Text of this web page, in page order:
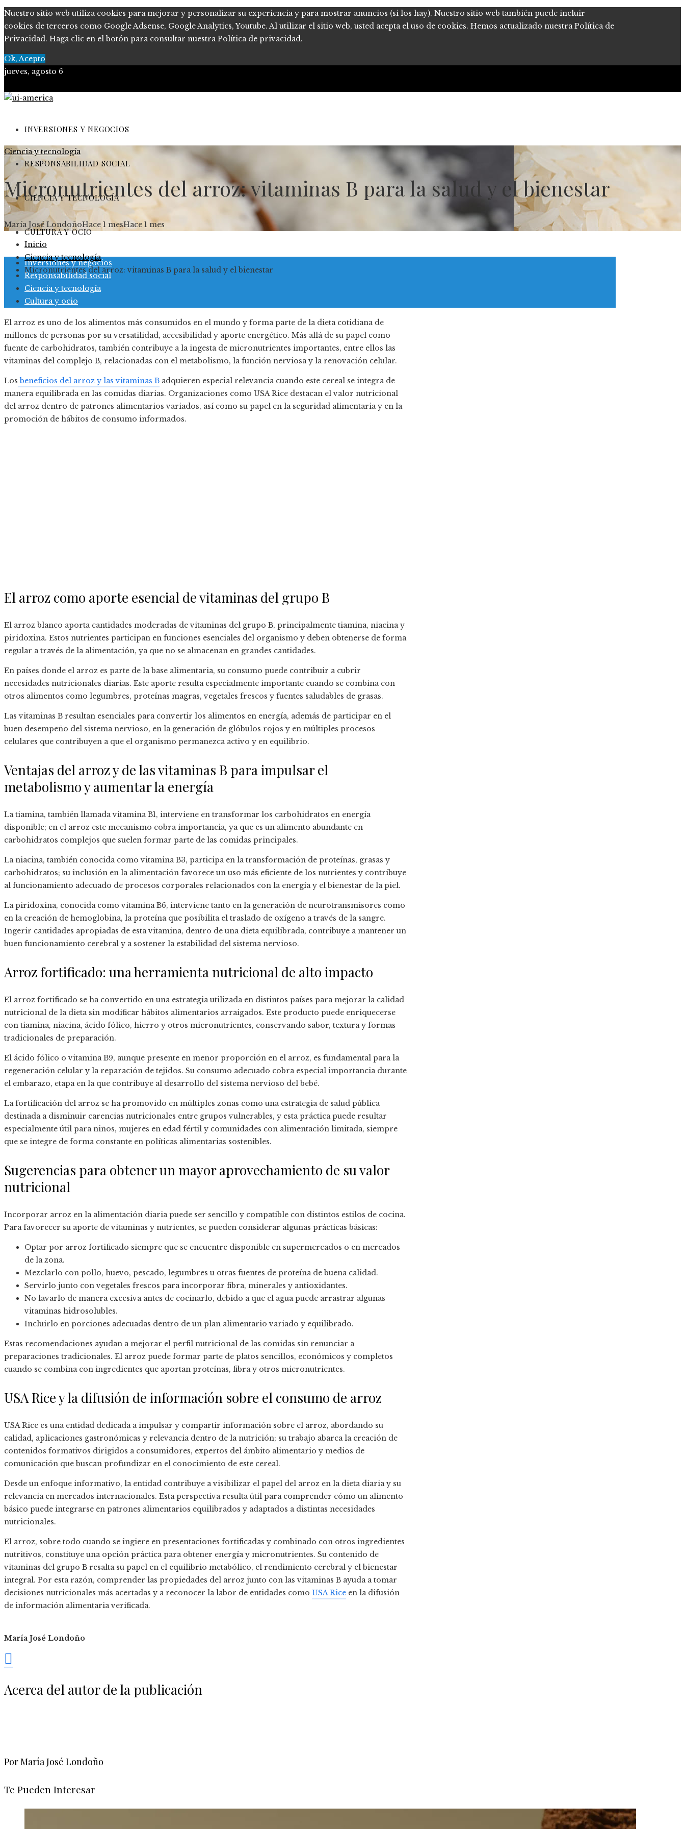
Nuestro sitio web utiliza cookies para mejorar y personalizar su experiencia y para mostrar anuncios (si los hay). Nuestro sitio web también puede incluir
cookies de terceros como Google Adsense, Google Analytics, Youtube. Al utilizar el sitio web, usted acepta el uso de cookies. Hemos actualizado nuestra Política de
Privacidad. Haga clic en el botón para consultar nuestra Política de privacidad.
Ok, Acepto
jueves, agosto 6
Quiénes somos
Políticas de Privacidad
Contacto
INVERSIONES Y NEGOCIOS
RESPONSABILIDAD SOCIAL
CIENCIA Y TECNOLOGÍA
CULTURA Y OCIO
Inversiones y negocios
Responsabilidad social
Ciencia y tecnología
Cultura y ocio
Ciencia y tecnología
Micronutrientes del arroz: vitaminas B para la salud y el bienestar
María José LondoñoHace 1 mesHace 1 mes
Inicio
Ciencia y tecnología
Micronutrientes del arroz: vitaminas B para la salud y el bienestar
El arroz es uno de los alimentos más consumidos en el mundo y forma parte de la dieta cotidiana de
millones de personas por su versatilidad, accesibilidad y aporte energético. Más allá de su papel como
fuente de carbohidratos, también contribuye a la ingesta de micronutrientes importantes, entre ellos las
vitaminas del complejo B, relacionadas con el metabolismo, la función nerviosa y la renovación celular.
Los beneficios del arroz y las vitaminas B adquieren especial relevancia cuando este cereal se integra de
manera equilibrada en las comidas diarias. Organizaciones como USA Rice destacan el valor nutricional
del arroz dentro de patrones alimentarios variados, así como su papel en la seguridad alimentaria y en la
promoción de hábitos de consumo informados.
El arroz como aporte esencial de vitaminas del grupo B
El arroz blanco aporta cantidades moderadas de vitaminas del grupo B, principalmente tiamina, niacina y
piridoxina. Estos nutrientes participan en funciones esenciales del organismo y deben obtenerse de forma
regular a través de la alimentación, ya que no se almacenan en grandes cantidades.
En países donde el arroz es parte de la base alimentaria, su consumo puede contribuir a cubrir
necesidades nutricionales diarias. Este aporte resulta especialmente importante cuando se combina con
otros alimentos como legumbres, proteínas magras, vegetales frescos y fuentes saludables de grasas.
Las vitaminas B resultan esenciales para convertir los alimentos en energía, además de participar en el
buen desempeño del sistema nervioso, en la generación de glóbulos rojos y en múltiples procesos
celulares que contribuyen a que el organismo permanezca activo y en equilibrio.
Ventajas del arroz y de las vitaminas B para impulsar el
metabolismo y aumentar la energía
La tiamina, también llamada vitamina B1, interviene en transformar los carbohidratos en energía
disponible; en el arroz este mecanismo cobra importancia, ya que es un alimento abundante en
carbohidratos complejos que suelen formar parte de las comidas principales.
La niacina, también conocida como vitamina B3, participa en la transformación de proteínas, grasas y
carbohidratos; su inclusión en la alimentación favorece un uso más eficiente de los nutrientes y contribuye
al funcionamiento adecuado de procesos corporales relacionados con la energía y el bienestar de la piel.
La piridoxina, conocida como vitamina B6, interviene tanto en la generación de neurotransmisores como
en la creación de hemoglobina, la proteína que posibilita el traslado de oxígeno a través de la sangre.
Ingerir cantidades apropiadas de esta vitamina, dentro de una dieta equilibrada, contribuye a mantener un
buen funcionamiento cerebral y a sostener la estabilidad del sistema nervioso.
Arroz fortificado: una herramienta nutricional de alto impacto
El arroz fortificado se ha convertido en una estrategia utilizada en distintos países para mejorar la calidad
nutricional de la dieta sin modificar hábitos alimentarios arraigados. Este producto puede enriquecerse
con tiamina, niacina, ácido fólico, hierro y otros micronutrientes, conservando sabor, textura y formas
tradicionales de preparación.
El ácido fólico o vitamina B9, aunque presente en menor proporción en el arroz, es fundamental para la
regeneración celular y la reparación de tejidos. Su consumo adecuado cobra especial importancia durante
el embarazo, etapa en la que contribuye al desarrollo del sistema nervioso del bebé.
La fortificación del arroz se ha promovido en múltiples zonas como una estrategia de salud pública
destinada a disminuir carencias nutricionales entre grupos vulnerables, y esta práctica puede resultar
especialmente útil para niños, mujeres en edad fértil y comunidades con alimentación limitada, siempre
que se integre de forma constante en políticas alimentarias sostenibles.
Sugerencias para obtener un mayor aprovechamiento de su valor
nutricional
Incorporar arroz en la alimentación diaria puede ser sencillo y compatible con distintos estilos de cocina.
Para favorecer su aporte de vitaminas y nutrientes, se pueden considerar algunas prácticas básicas:
Optar por arroz fortificado siempre que se encuentre disponible en supermercados o en mercados
de la zona.
Mezclarlo con pollo, huevo, pescado, legumbres u otras fuentes de proteína de buena calidad.
Servirlo junto con vegetales frescos para incorporar fibra, minerales y antioxidantes.
No lavarlo de manera excesiva antes de cocinarlo, debido a que el agua puede arrastrar algunas
vitaminas hidrosolubles.
Incluirlo en porciones adecuadas dentro de un plan alimentario variado y equilibrado.
Estas recomendaciones ayudan a mejorar el perfil nutricional de las comidas sin renunciar a
preparaciones tradicionales. El arroz puede formar parte de platos sencillos, económicos y completos
cuando se combina con ingredientes que aportan proteínas, fibra y otros micronutrientes.
USA Rice y la difusión de información sobre el consumo de arroz
USA Rice es una entidad dedicada a impulsar y compartir información sobre el arroz, abordando su
calidad, aplicaciones gastronómicas y relevancia dentro de la nutrición; su trabajo abarca la creación de
contenidos formativos dirigidos a consumidores, expertos del ámbito alimentario y medios de
comunicación que buscan profundizar en el conocimiento de este cereal.
Desde un enfoque informativo, la entidad contribuye a visibilizar el papel del arroz en la dieta diaria y su
relevancia en mercados internacionales. Esta perspectiva resulta útil para comprender cómo un alimento
básico puede integrarse en patrones alimentarios equilibrados y adaptados a distintas necesidades
nutricionales.
El arroz, sobre todo cuando se ingiere en presentaciones fortificadas y combinado con otros ingredientes
nutritivos, constituye una opción práctica para obtener energía y micronutrientes. Su contenido de
vitaminas del grupo B resalta su papel en el equilibrio metabólico, el rendimiento cerebral y el bienestar
integral. Por esta razón, comprender las propiedades del arroz junto con las vitaminas B ayuda a tomar
decisiones nutricionales más acertadas y a reconocer la labor de entidades como USA Rice en la difusión
de información alimentaria verificada.
María José Londoño
Acerca del autor de la publicación
Por María José Londoño
Te Pueden Interesar